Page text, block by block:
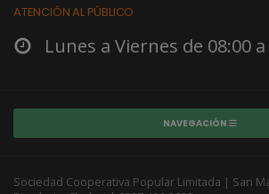
ATENCIÓN AL PÚBLICO
Lunes a Viernes de 08:00
NAVEGACIÓN
Sociedad Cooperativa Popular Limitada | San